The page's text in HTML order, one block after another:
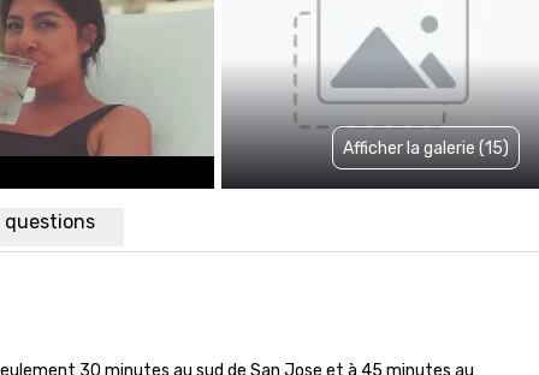
Afficher la galerie (15)
questions
30 minutes au sud de San Jose et à 45 minutes au